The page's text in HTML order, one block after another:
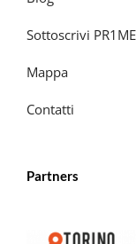
Sottoscrivi PR1ME
Mappa
Contatti
Partners